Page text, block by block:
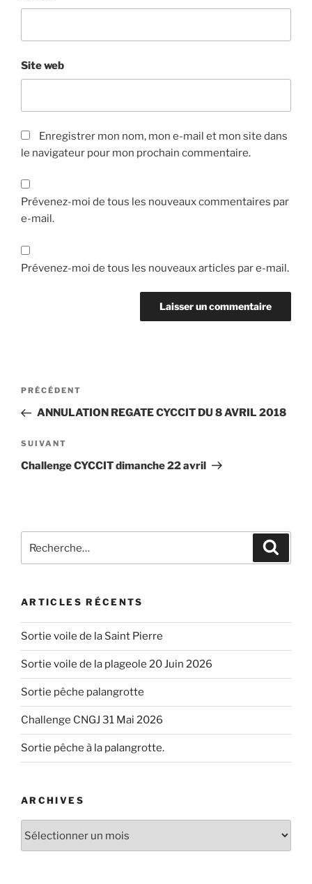
Site web
Enregistrer mon nom, mon e-mail et mon site dans
le navigateur pour mon prochain commentaire.
Prévenez-moi de tous les nouveaux commentaires par
e-mail.
Prévenez-moi de tous les nouveaux articles par e-mail.
Navigation
l’article
Article
précédent
PRÉCÉDENT
ANNULATION REGATE CYCCIT DU 8 AVRIL 2018
Article
suivant
SUIVANT
Challenge CYCCIT dimanche 22 avril
pour
ARTICLES RÉCENTS
Sortie voile de la Saint Pierre
Sortie voile de la plageole 20 Juin 2026
Sortie pêche palangrotte
Challenge CNGJ 31 Mai 2026
Sortie pêche à la palangrotte.
ARCHIVES